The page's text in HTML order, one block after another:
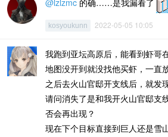
kosyoukunn 2022-05-05 10:05
我跑到亚坛高原后，能看到虾哥
地图没开到就没找他买虾，一直
之后去火山官邸开支线后，就发
请问消失了是和我开火山官邸支
否会再出现？
现在下个目标直接到巨人还是雪